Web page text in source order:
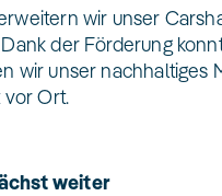
wir unser
der Förderung
wir unser
vor Ort.
weiter